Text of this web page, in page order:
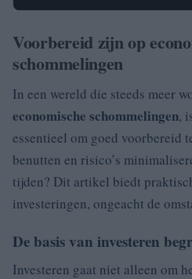
Voorbereid zijn op
schommelingen
In een wereld die steeds meer
economische schommelingen,
essentieel om goed voorbereid
benutten en risico’s
tijden? Dit artikel biedt
investeringen, ongeacht de
De basis van investeren
Investeren gaat niet alleen om